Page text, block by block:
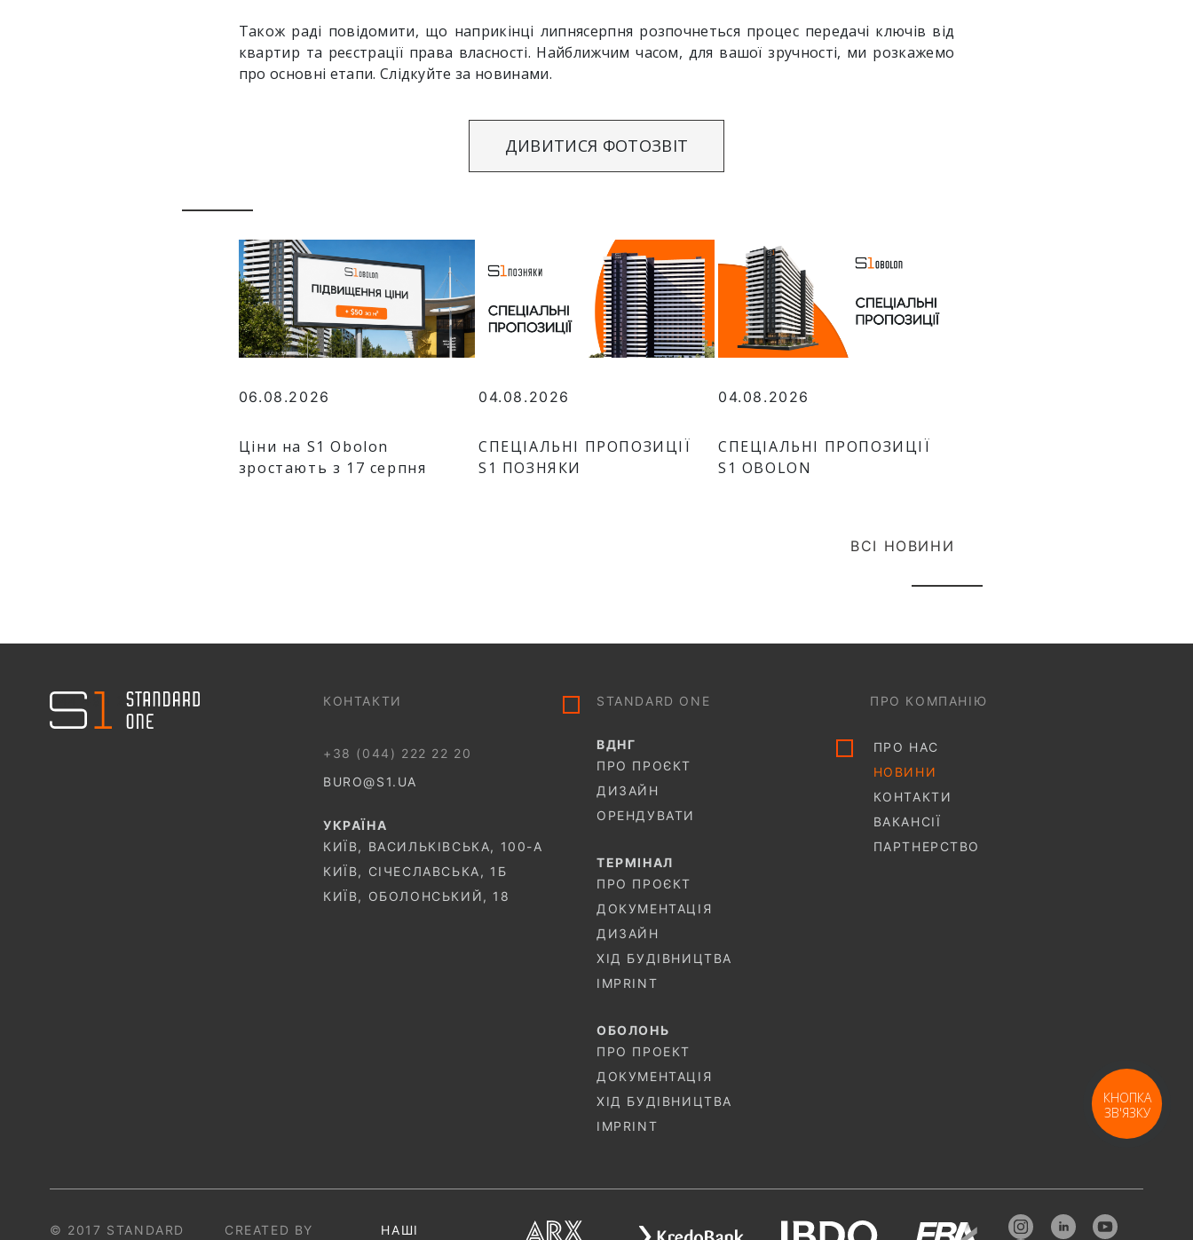
Також раді повідомити, що наприкінці липнясерпня розпочнеться процес передачі ключів від
квартир та реєстрації права власності. Найближчим часом, для вашої зручності, ми розкажемо
про основні етапи. Слідкуйте за новинами.
ДИВИТИСЯ ФОТОЗВІТ
06.08.2026
Ціни на S1 Obolon
зростають з 17 серпня
04.08.2026
СПЕЦІАЛЬНІ ПРОПОЗИЦІЇ
S1 ПОЗНЯКИ
04.08.2026
СПЕЦІАЛЬНІ ПРОПОЗИЦІЇ
S1 OBOLON
ВСІ НОВИНИ
044 499 22 25 КОНТАКТИ
+38 (044) 222 22 20
BURO@S1.UA
УКРАЇНА
КИЇВ, ВАСИЛЬКІВСЬКА, 100-A
КИЇВ, СІЧЕСЛАВСЬКА, 1Б
КИЇВ, ОБОЛОНСЬКИЙ, 18
STANDARD ONE
ВДНГ
ПРО ПРОЄКТ
ДИЗАЙН
ОРЕНДУВАТИ
ТЕРМIНАЛ
ПРО ПРОЄКТ
ДОКУМЕНТАЦІЯ
ДИЗАЙН
ХІД БУДІВНИЦТВА
IMPRINT
ОБОЛОНЬ
ПРО ПРОЕКТ
ДОКУМЕНТАЦІЯ
ХІД БУДІВНИЦТВА
IMPRINT
ПРО КОМПАНІЮ
ПРО НАС
НОВИНИ
КОНТАКТИ
ВАКАНСІЇ
ПАРТНЕРСТВО
© 2017 STANDARD CREATED BY НАШІ
КНОПКА
ЗВ'ЯЗКУ